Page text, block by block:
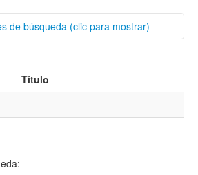
de búsqueda (clic para mostrar)
Título